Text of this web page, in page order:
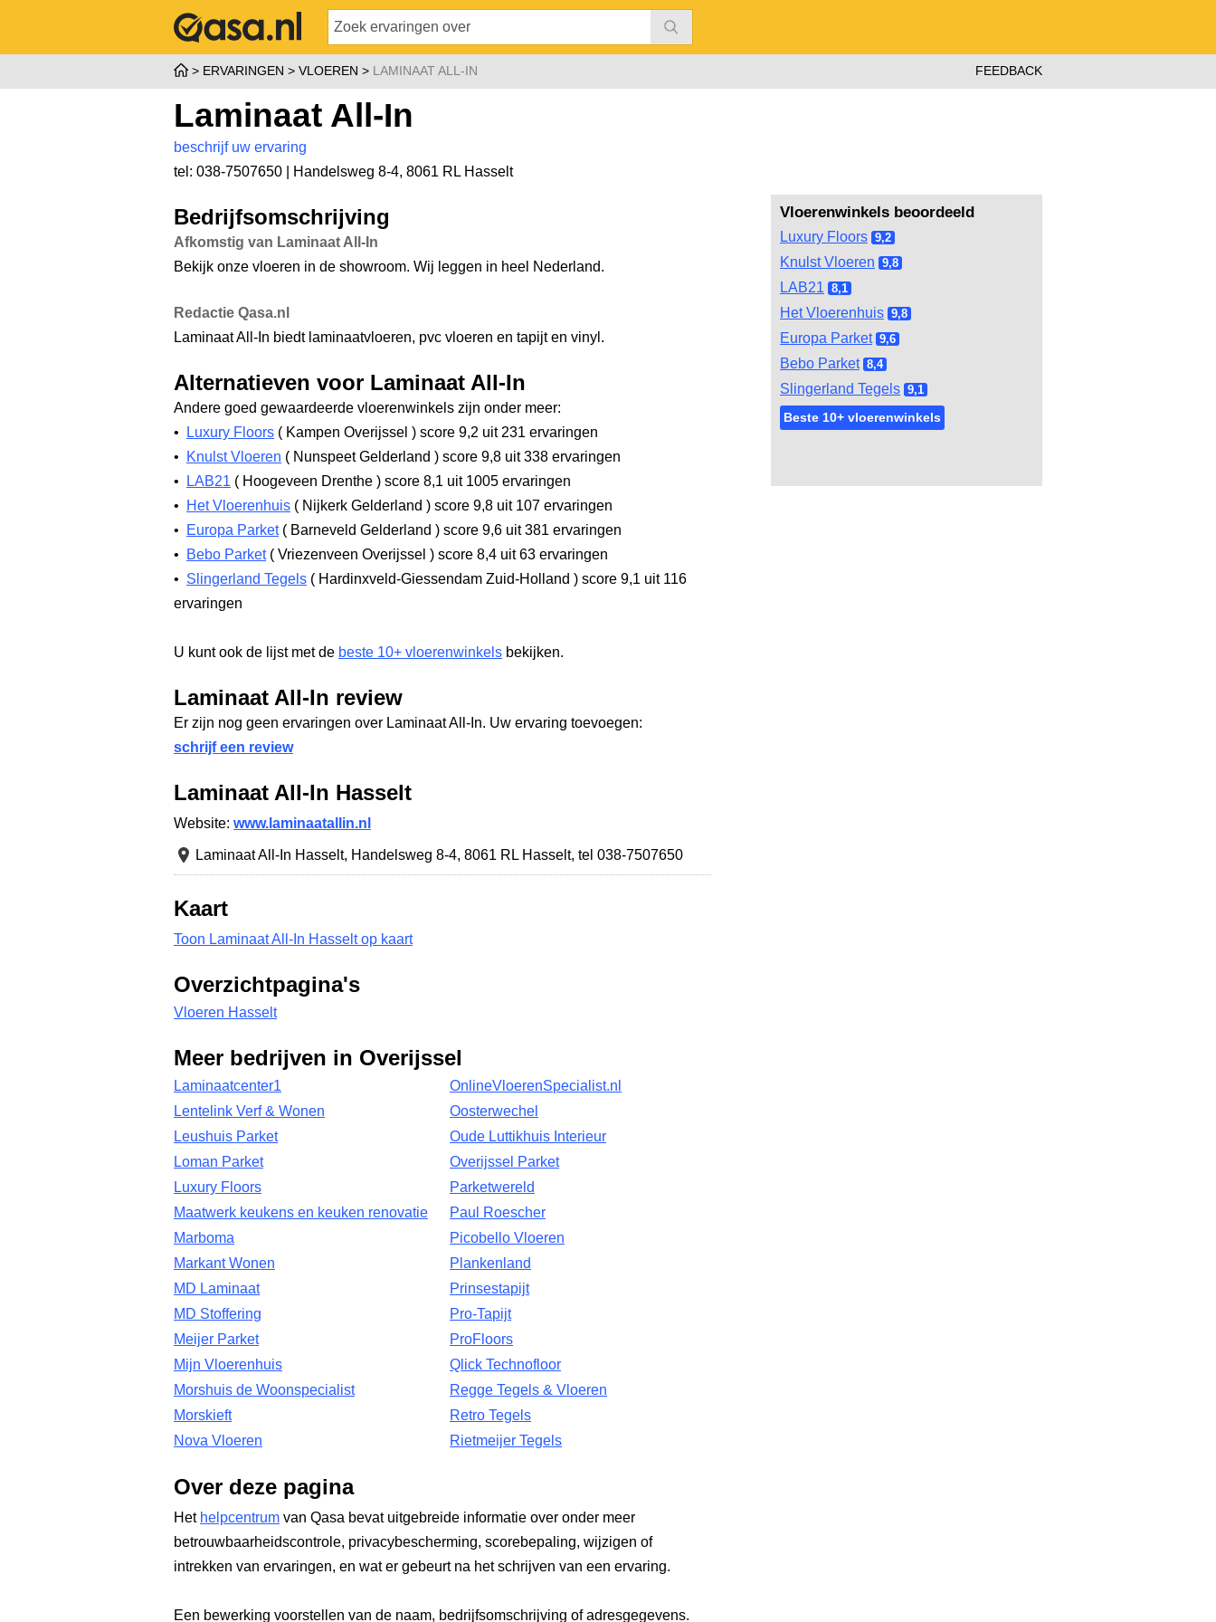
ERVARINGEN VLOEREN LAMINAAT ALL-IN FEEDBACK
Laminaat All-In
beschrijf uw ervaring
tel: 038-7507650 |
Handelsweg 8-4, 8061 RL Hasselt
Vloerenwinkels beoordeeld
Luxury Floors 9,2
Knulst Vloeren 9,8
LAB21 8,1
Het Vloerenhuis 9,8
Europa Parket 9,6
Bebo Parket 8,4
Slingerland Tegels 9,1
Beste 10+ vloerenwinkels
Bedrijfsomschrijving
Afkomstig van Laminaat All-In
Bekijk onze vloeren in de showroom. Wij leggen in heel Nederland.
Redactie Qasa.nl
Laminaat All-In biedt laminaatvloeren, pvc vloeren en tapijt en vinyl.
Alternatieven voor Laminaat All-In
Andere goed gewaardeerde vloerenwinkels zijn onder meer:
•
Luxury Floors ( Kampen Overijssel ) score 9,2 uit 231 ervaringen
•
Knulst Vloeren ( Nunspeet Gelderland ) score 9,8 uit 338 ervaringen
•
LAB21 ( Hoogeveen Drenthe ) score 8,1 uit 1005 ervaringen
•
Het Vloerenhuis ( Nijkerk Gelderland ) score 9,8 uit 107 ervaringen
•
Europa Parket ( Barneveld Gelderland ) score 9,6 uit 381 ervaringen
•
Bebo Parket ( Vriezenveen Overijssel ) score 8,4 uit 63 ervaringen
• Slingerland Tegels ( Hardinxveld-Giessendam Zuid-Holland ) score 9,1 uit 116
ervaringen
U kunt ook de lijst met de beste 10+ vloerenwinkels bekijken.
Laminaat All-In review
Er zijn nog geen ervaringen over Laminaat All-In. Uw ervaring toevoegen:
schrijf een review
Laminaat All-In Hasselt
Website: www.laminaatallin.nl
Laminaat All-In Hasselt, Handelsweg 8-4, 8061 RL Hasselt, tel 038-7507650
Kaart
Toon Laminaat All-In Hasselt op kaart
Overzichtpagina's
Vloeren Hasselt
Meer bedrijven in Overijssel
Laminaatcenter1
Lentelink Verf & Wonen
Leushuis Parket
Loman Parket
Luxury Floors
Maatwerk keukens en keuken renovatie
Marboma
Markant Wonen
MD Laminaat
MD Stoffering
Meijer Parket
Mijn Vloerenhuis
Morshuis de Woonspecialist
Morskieft
Nova Vloeren
OnlineVloerenSpecialist.nl
Oosterwechel
Oude Luttikhuis Interieur
Overijssel Parket
Parketwereld
Paul Roescher
Picobello Vloeren
Plankenland
Prinsestapijt
Pro-Tapijt
ProFloors
Qlick Technofloor
Regge Tegels & Vloeren
Retro Tegels
Rietmeijer Tegels
Over deze pagina
Het helpcentrum van Qasa bevat uitgebreide informatie over onder meer
betrouwbaarheidscontrole, privacybescherming, scorebepaling, wijzigen of
intrekken van ervaringen, en wat er gebeurt na het schrijven van een ervaring.
Een bewerking voorstellen van de naam, bedrijfsomschrijving of adresgegevens.